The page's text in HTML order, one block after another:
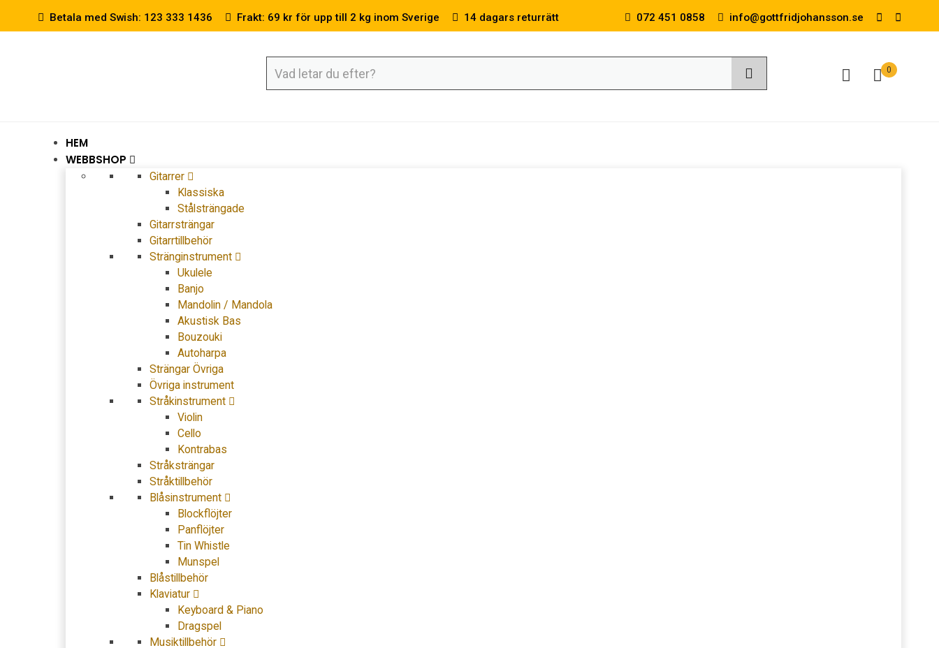
Betala med Swish: 123 333 1436 Frakt: 69 kr för upp till 2 kg inom Sverige 14 dagars returrätt 072 451 0858 info@gottfridjohansson.se
0
HEM
WEBBSHOP
Gitarrer
Klassiska
Stålsträngade
Gitarrsträngar
Gitarrtillbehör
Stränginstrument
Ukulele
Banjo
Mandolin / Mandola
Akustisk Bas
Bouzouki
Autoharpa
Strängar Övriga
Övriga instrument
Stråkinstrument
Violin
Cello
Kontrabas
Stråksträngar
Stråktillbehör
Blåsinstrument
Blockflöjter
Panflöjter
Tin Whistle
Munspel
Blåstillbehör
Klaviatur
Keyboard & Piano
Dragspel
Musiktillbehör